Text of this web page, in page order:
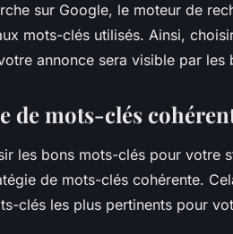
sur Google, le moteur de
mots-clés utilisés. Ainsi,
annonce sera visible par les
de mots-clés
les bons mots-clés pour votre
de mots-clés cohérente.
clés les plus pertinents pour